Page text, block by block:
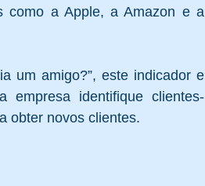
como a Apple, a Amazon e a
um amigo?”, este indicador e
empresa identifique clientes-
obter novos clientes.